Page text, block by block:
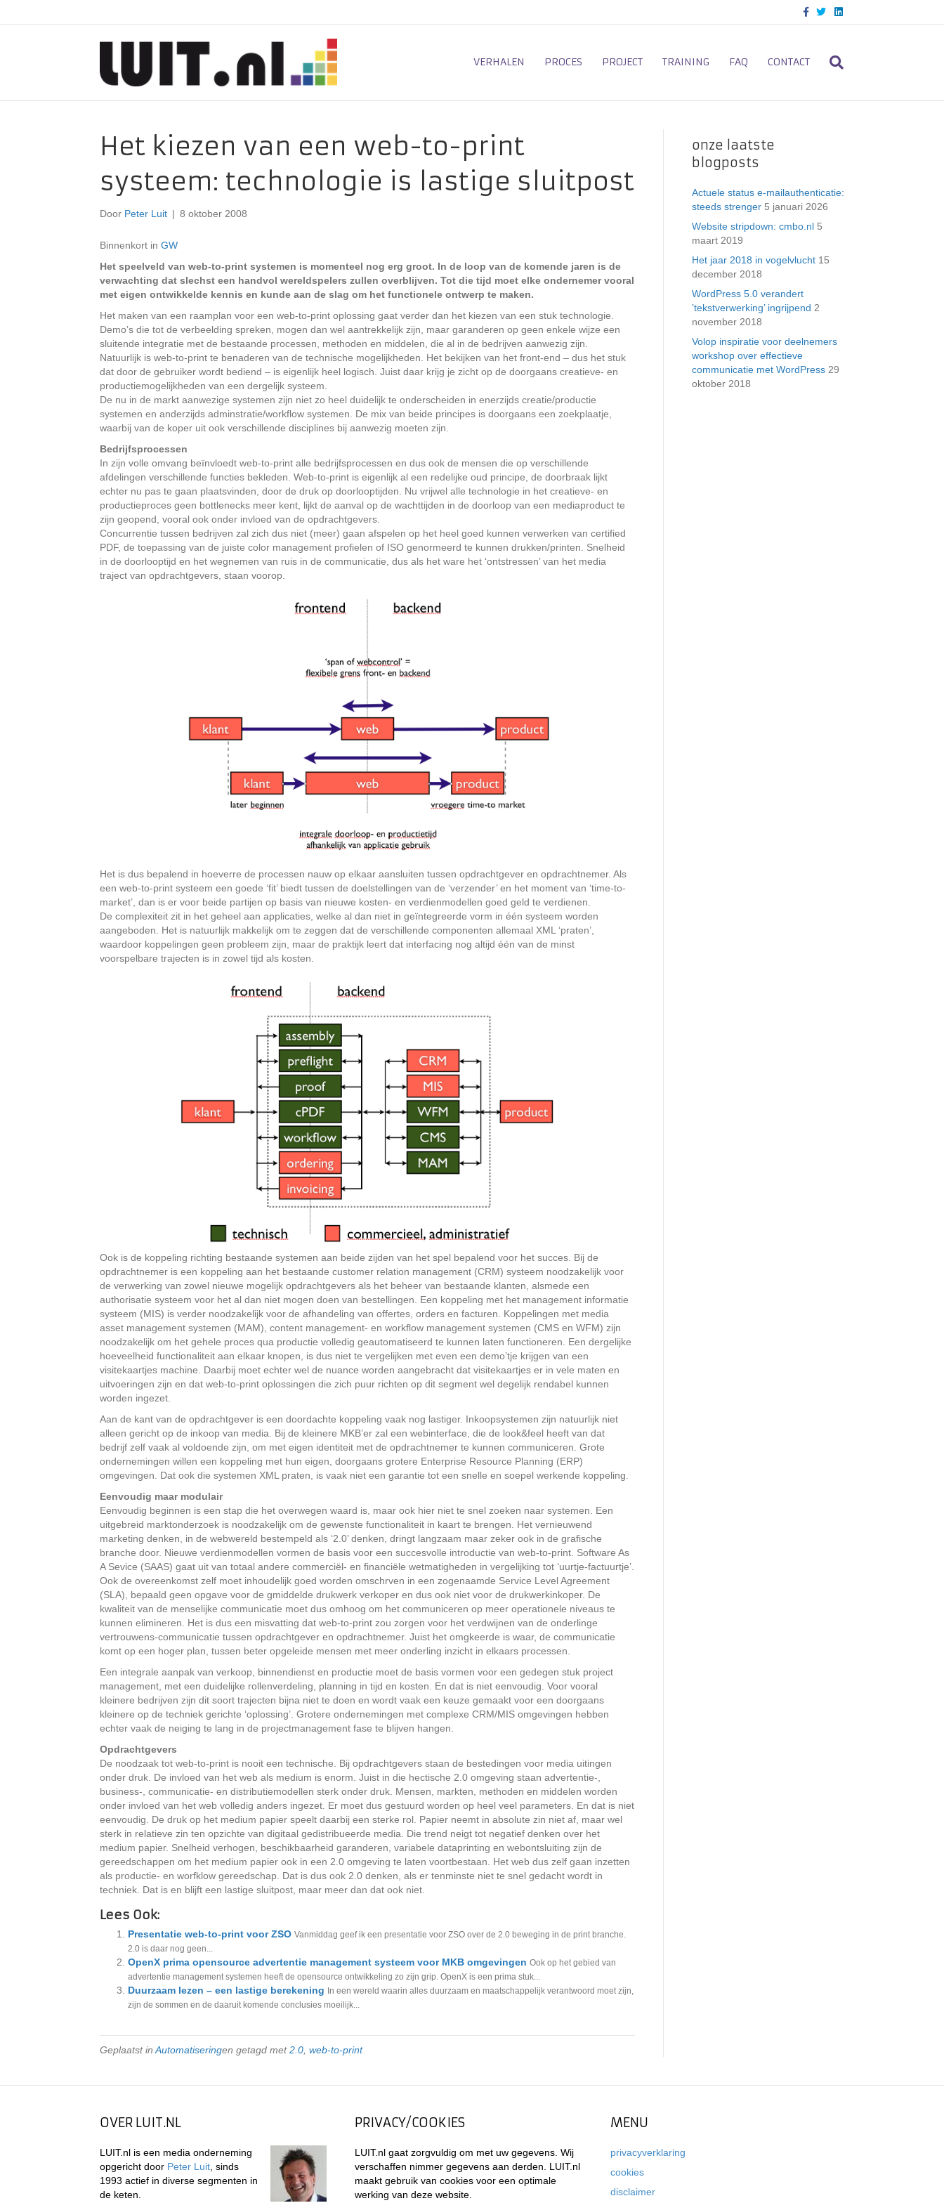
c
o
o
T
i
e
L
n
d
VERHALEN PROCES PROJECT TRAINING FAQ CONTACT
Het kiezen van een web-to-print
systeem: technologie is lastige sluitpost
Door Peter Luit | 8 oktober 2008
Binnenkort in GW
Het speelveld van web-to-print systemen is momenteel nog erg groot. In de loop van de komende jaren is de
verwachting dat slechst een handvol wereldspelers zullen overblijven. Tot die tijd moet elke ondernemer vooral
met eigen ontwikkelde kennis en kunde aan de slag om het functionele ontwerp te maken.
Het maken van een raamplan voor een web-to-print oplossing gaat verder dan het kiezen van een stuk technologie.
Demo’s die tot de verbeelding spreken, mogen dan wel aantrekkelijk zijn, maar garanderen op geen enkele wijze een
sluitende integratie met de bestaande processen, methoden en middelen, die al in de bedrijven aanwezig zijn.
Natuurlijk is web-to-print te benaderen van de technische mogelijkheden. Het bekijken van het front-end – dus het stuk
dat door de gebruiker wordt bediend – is eigenlijk heel logisch. Juist daar krijg je zicht op de doorgaans creatieve- en
productiemogelijkheden van een dergelijk systeem.
De nu in de markt aanwezige systemen zijn niet zo heel duidelijk te onderscheiden in enerzijds creatie/productie
systemen en anderzijds adminstratie/workflow systemen. De mix van beide principes is doorgaans een zoekplaatje,
waarbij van de koper uit ook verschillende disciplines bij aanwezig moeten zijn.
Bedrijfsprocessen
In zijn volle omvang beïnvloedt web-to-print alle bedrijfsprocessen en dus ook de mensen die op verschillende
afdelingen verschillende functies bekleden. Web-to-print is eigenlijk al een redelijke oud principe, de doorbraak lijkt
echter nu pas te gaan plaatsvinden, door de druk op doorlooptijden. Nu vrijwel alle technologie in het creatieve- en
productieproces geen bottlenecks meer kent, lijkt de aanval op de wachttijden in de doorloop van een mediaproduct te
zijn geopend, vooral ook onder invloed van de opdrachtgevers.
Concurrentie tussen bedrijven zal zich dus niet (meer) gaan afspelen op het heel goed kunnen verwerken van certified
PDF, de toepassing van de juiste color management profielen of ISO genormeerd te kunnen drukken/printen. Snelheid
in de doorlooptijd en het wegnemen van ruis in de communicatie, dus als het ware het ‘ontstressen’ van het media
traject van opdrachtgevers, staan voorop.
Het is dus bepalend in hoeverre de processen nauw op elkaar aansluiten tussen opdrachtgever en opdrachtnemer. Als
een web-to-print systeem een goede ‘fit’ biedt tussen de doelstellingen van de ‘verzender’ en het moment van ‘time-to-
market’, dan is er voor beide partijen op basis van nieuwe kosten- en verdienmodellen goed geld te verdienen.
De complexiteit zit in het geheel aan applicaties, welke al dan niet in geïntegreerde vorm in één systeem worden
aangeboden. Het is natuurlijk makkelijk om te zeggen dat de verschillende componenten allemaal XML ‘praten’,
waardoor koppelingen geen probleem zijn, maar de praktijk leert dat interfacing nog altijd één van de minst
voorspelbare trajecten is in zowel tijd als kosten.
Ook is de koppeling richting bestaande systemen aan beide zijden van het spel bepalend voor het succes. Bij de
opdrachtnemer is een koppeling aan het bestaande customer relation management (CRM) systeem noodzakelijk voor
de verwerking van zowel nieuwe mogelijk opdrachtgevers als het beheer van bestaande klanten, alsmede een
authorisatie systeem voor het al dan niet mogen doen van bestellingen. Een koppeling met het management informatie
systeem (MIS) is verder noodzakelijk voor de afhandeling van offertes, orders en facturen. Koppelingen met media
asset management systemen (MAM), content management- en workflow management systemen (CMS en WFM) zijn
noodzakelijk om het gehele proces qua productie volledig geautomatiseerd te kunnen laten functioneren. Een dergelijke
hoeveelheid functionaliteit aan elkaar knopen, is dus niet te vergelijken met even een demo’tje krijgen van een
visitekaartjes machine. Daarbij moet echter wel de nuance worden aangebracht dat visitekaartjes er in vele maten en
uitvoeringen zijn en dat web-to-print oplossingen die zich puur richten op dit segment wel degelijk rendabel kunnen
worden ingezet.
Aan de kant van de opdrachtgever is een doordachte koppeling vaak nog lastiger. Inkoopsystemen zijn natuurlijk niet
alleen gericht op de inkoop van media. Bij de kleinere MKB’er zal een webinterface, die de look&feel heeft van dat
bedrijf zelf vaak al voldoende zijn, om met eigen identiteit met de opdrachtnemer te kunnen communiceren. Grote
ondernemingen willen een koppeling met hun eigen, doorgaans grotere Enterprise Resource Planning (ERP)
omgevingen. Dat ook die systemen XML praten, is vaak niet een garantie tot een snelle en soepel werkende koppeling.
Eenvoudig maar modulair
Eenvoudig beginnen is een stap die het overwegen waard is, maar ook hier niet te snel zoeken naar systemen. Een
uitgebreid marktonderzoek is noodzakelijk om de gewenste functionaliteit in kaart te brengen. Het vernieuwend
marketing denken, in de webwereld bestempeld als ‘2.0’ denken, dringt langzaam maar zeker ook in de grafische
branche door. Nieuwe verdienmodellen vormen de basis voor een succesvolle introductie van web-to-print. Software As
A Sevice (SAAS) gaat uit van totaal andere commerciël- en financiële wetmatigheden in vergelijking tot ‘uurtje-factuurtje’.
Ook de overeenkomst zelf moet inhoudelijk goed worden omschrven in een zogenaamde Service Level Agreement
(SLA), bepaald geen opgave voor de gmiddelde drukwerk verkoper en dus ook niet voor de drukwerkinkoper. De
kwaliteit van de menselijke communicatie moet dus omhoog om het communiceren op meer operationele niveaus te
kunnen elimineren. Het is dus een misvatting dat web-to-print zou zorgen voor het verdwijnen van de onderlinge
vertrouwens-communicatie tussen opdrachtgever en opdrachtnemer. Juist het omgkeerde is waar, de communicatie
komt op een hoger plan, tussen beter opgeleide mensen met meer onderling inzicht in elkaars processen.
Een integrale aanpak van verkoop, binnendienst en productie moet de basis vormen voor een gedegen stuk project
management, met een duidelijke rollenverdeling, planning in tijd en kosten. En dat is niet eenvoudig. Voor vooral
kleinere bedrijven zijn dit soort trajecten bijna niet te doen en wordt vaak een keuze gemaakt voor een doorgaans
kleinere op de techniek gerichte ‘oplossing’. Grotere ondernemingen met complexe CRM/MIS omgevingen hebben
echter vaak de neiging te lang in de projectmanagement fase te blijven hangen.
Opdrachtgevers
De noodzaak tot web-to-print is nooit een technische. Bij opdrachtgevers staan de bestedingen voor media uitingen
onder druk. De invloed van het web als medium is enorm. Juist in die hectische 2.0 omgeving staan advertentie-,
business-, communicatie- en distributiemodellen sterk onder druk. Mensen, markten, methoden en middelen worden
onder invloed van het web volledig anders ingezet. Er moet dus gestuurd worden op heel veel parameters. En dat is niet
eenvoudig. De druk op het medium papier speelt daarbij een sterke rol. Papier neemt in absolute zin niet af, maar wel
sterk in relatieve zin ten opzichte van digitaal gedistribueerde media. Die trend neigt tot negatief denken over het
medium papier. Snelheid verhogen, beschikbaarheid garanderen, variabele dataprinting en webontsluiting zijn de
gereedschappen om het medium papier ook in een 2.0 omgeving te laten voortbestaan. Het web dus zelf gaan inzetten
als productie- en worfklow gereedschap. Dat is dus ook 2.0 denken, als er tenminste niet te snel gedacht wordt in
techniek. Dat is en blijft een lastige sluitpost, maar meer dan dat ook niet.
Lees Ook:
Presentatie web-to-print voor ZSO Vanmiddag geef ik een presentatie voor ZSO over de 2.0 beweging in de print branche.
2.0 is daar nog geen...
OpenX prima opensource advertentie management systeem voor MKB omgevingen Ook op het gebied van
advertentie management systemen heeft de opensource ontwikkeling zo zijn grip. OpenX is een prima stuk...
Duurzaam lezen – een lastige berekening In een wereld waarin alles duurzaam en maatschappelijk verantwoord moet zijn,
zijn de sommen en de daaruit komende conclusies moeilijk...
Geplaatst inAutomatiseringen getagd met2.0, web-to-print
onze laatste
blogposts
Actuele status e-mailauthenticatie:
steeds strenger 5 januari 2026
Website stripdown: cmbo.nl 5
maart 2019
Het jaar 2018 in vogelvlucht 15
december 2018
WordPress 5.0 verandert
’tekstverwerking’ ingrijpend 2
november 2018
Volop inspiratie voor deelnemers
workshop over effectieve
communicatie met WordPress 29
oktober 2018
OVER LUIT.NL
LUIT.nl is een media onderneming
opgericht door Peter Luit, sinds
1993 actief in diverse segmenten in
de keten.
PRIVACY/COOKIES
LUIT.nl gaat zorgvuldig om met uw gegevens. Wij
verschaffen nimmer gegevens aan derden. LUIT.nl
maakt gebruik van cookies voor een optimale
werking van deze website.
MENU
privacyverklaring
cookies
disclaimer